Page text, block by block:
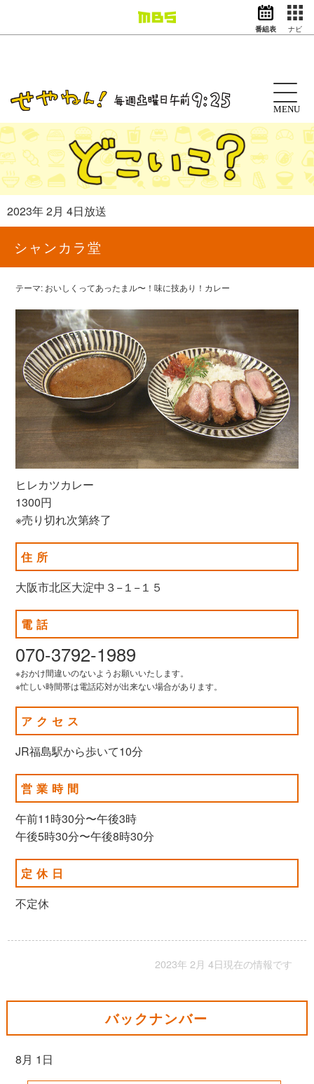
ドラマ
アニメ
動画イズム ニュース
天気・防災 イベント
映画
グッズ
番組表 ナビ
MENU
2023年 2月 4日放送
シャンカラ堂
テーマ: おいしくってあったまル〜！味に技あり！カレー
ヒレカツカレー
1300円
※売り切れ次第終了
住所
大阪市北区大淀中３−１−１５
電話
070-3792-1989
※おかけ間違いのないようお願いいたします。
※忙しい時間帯は電話応対が出来ない場合があります。
アクセス
JR福島駅から歩いて10分
営業時間
午前11時30分〜午後3時
午後5時30分〜午後8時30分
定休日
不定休
2023年 2月 4日現在の情報です
バックナンバー
8月 1日